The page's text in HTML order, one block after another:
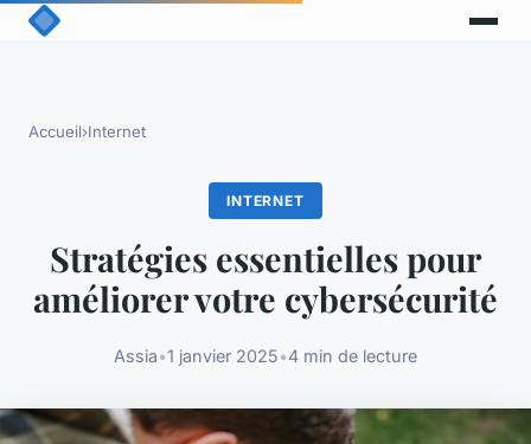
Accueil›Internet
INTERNET
Stratégies essentielles pour
améliorer votre cybersécurité
Assia•1 janvier 2025•4 min de lecture